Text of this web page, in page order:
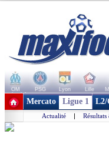
OM PSG Lyon Lille
+ de clubs
Mercato Ligue 1 L2/
Actualité | Résultats